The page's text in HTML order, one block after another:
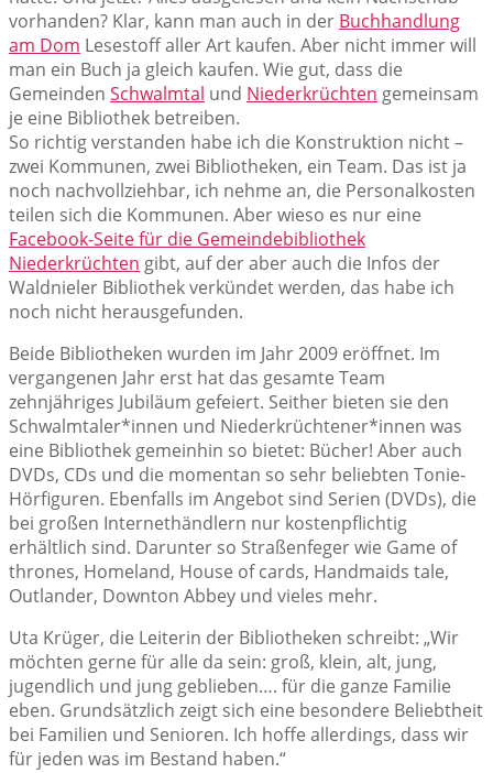
vorhanden? Klar, kann man auch in der Buchhandlung
am Dom Lesestoff aller Art kaufen. Aber nicht immer will
man ein Buch ja gleich kaufen. Wie gut, dass die
Gemeinden Schwalmtal und Niederkrüchten gemeinsam
je eine Bibliothek betreiben.
So richtig verstanden habe ich die Konstruktion nicht –
zwei Kommunen, zwei Bibliotheken, ein Team. Das ist ja
noch nachvollziehbar, ich nehme an, die Personalkosten
teilen sich die Kommunen. Aber wieso es nur eine
Facebook-Seite für die Gemeindebibliothek
Niederkrüchten gibt, auf der aber auch die Infos der
Waldnieler Bibliothek verkündet werden, das habe ich
noch nicht herausgefunden.
Beide Bibliotheken wurden im Jahr 2009 eröffnet. Im
vergangenen Jahr erst hat das gesamte Team
zehnjähriges Jubiläum gefeiert. Seither bieten sie den
Schwalmtaler*innen und Niederkrüchtener*innen was
eine Bibliothek gemeinhin so bietet: Bücher! Aber auch
DVDs, CDs und die momentan so sehr beliebten Tonie-
Hörfiguren. Ebenfalls im Angebot sind Serien (DVDs), die
bei großen Internethändlern nur kostenpflichtig
erhältlich sind. Darunter so Straßenfeger wie Game of
thrones, Homeland, House of cards, Handmaids tale,
Outlander, Downton Abbey und vieles mehr.
Uta Krüger, die Leiterin der Bibliotheken schreibt: „Wir
möchten gerne für alle da sein: groß, klein, alt, jung,
jugendlich und jung geblieben…. für die ganze Familie
eben. Grundsätzlich zeigt sich eine besondere Beliebtheit
bei Familien und Senioren. Ich hoffe allerdings, dass wir
für jeden was im Bestand haben.“